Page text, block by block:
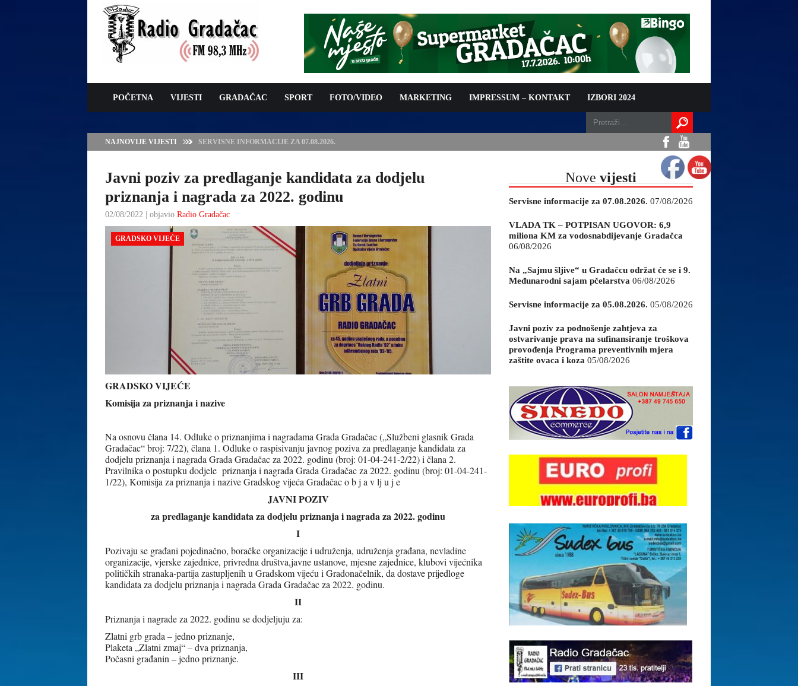
POČETNA VIJESTI GRADAČAC SPORT FOTO/VIDEO MARKETING IMPRESSUM – KONTAKT IZBORI 2024
NAJNOVIJE VIJESTI
VLADA TK – POTPISAN UGOVOR: 6,9 MILIONA KM ZA VODOSNABDIJEVANJE
GRADAČCA
Javni poziv za predlaganje kandidata za dodjelu
priznanja i nagrada za 2022. godinu
02/08/2022 | objavio Radio Gradačac
GRADSKO VIJEĆE
GRADSKO VIJEĆE
Komisija za priznanja i nazive
Na osnovu člana 14. Odluke o priznanjima i nagradama Grada Gradačac („Službeni glasnik Grada
Gradačac“ broj: 7/22), člana 1. Odluke o raspisivanju javnog poziva za predlaganje kandidata za
dodjelu priznanja i nagrada Grada Gradačac za 2022. godinu (broj: 01-04-241-2/22) i člana 2.
Pravilnika o postupku dodjele priznanja i nagrada Grada Gradačac za 2022. godinu (broj: 01-04-241-
1/22), Komisija za priznanja i nazive Gradskog vijeća Gradačac o b j a v lj u j e
JAVNI POZIV
za predlaganje kandidata za dodjelu priznanja i nagrada za 2022. godinu
I
Pozivaju se građani pojedinačno, boračke organizacije i udruženja, udruženja građana, nevladine
organizacije, vjerske zajednice, privredna društva,javne ustanove, mjesne zajednice, klubovi vijećnika
političkih stranaka-partija zastupljenih u Gradskom vijeću i Gradonačelnik, da dostave prijedloge
kandidata za dodjelu priznanja i nagrada Grada Gradačac za 2022. godinu.
II
Priznanja i nagrade za 2022. godinu se dodjeljuju za:
Zlatni grb grada – jedno priznanje,
Plaketa „Zlatni zmaj“ – dva priznanja,
Počasni građanin – jedno priznanje.
III
Nove vijesti
Servisne informacije za 07.08.2026. 07/08/2026
VLADA TK – POTPISAN UGOVOR: 6,9
miliona KM za vodosnabdijevanje Gradačca
06/08/2026
Na „Sajmu šljive“ u Gradačcu održat će se i 9.
Međunarodni sajam pčelarstva 06/08/2026
Servisne informacije za 05.08.2026. 05/08/2026
Javni poziv za podnošenje zahtjeva za
ostvarivanje prava na sufinansiranje troškova
provođenja Programa preventivnih mjera
zaštite ovaca i koza 05/08/2026